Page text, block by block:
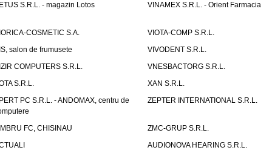
S.R.L. - magazin Lotos
VINAMEX S.R.L. - Orient Farmacia
COSMETIC S.A.
VIOTA-COMP S.R.L.
salon de frumusete
VIVODENT S.R.L.
COMPUTERS S.R.L.
VNESBACTORG S.R.L.
S.R.L.
XAN S.R.L.
PC S.R.L. - ANDOMAX, centru de
ZEPTER INTERNATIONAL S.R.L.
FC, CHISINAU
ZMC-GRUP S.R.L.
AUDIONOVA HEARING S.R.L.